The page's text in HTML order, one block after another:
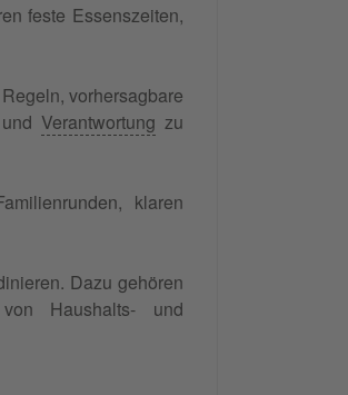
feste Essenszeiten,
vorhersagbare
Verantwortung zu
klaren
Dazu gehören
Haushalts- und